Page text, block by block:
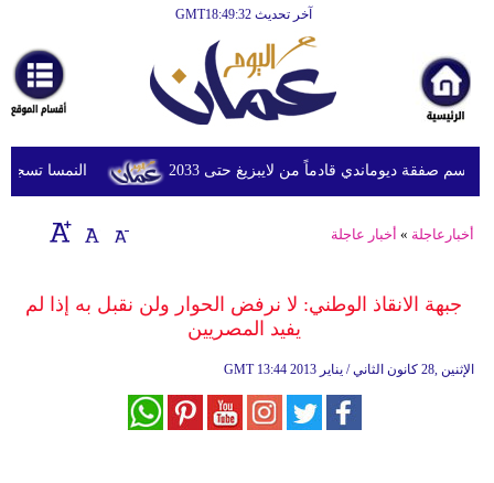
آخر تحديث GMT18:49:32
أخبارعاجلة
رياضة
ثقافة
إقتصاد
وموسيقى
النمسا تسجل أعلى صفقة ديوماندي قادماً من لايبزيغ حتى 2033
أخبارعاجلة » أخبار عاجلة
جبهة الانقاذ الوطني: لا نرفض الحوار ولن نقبل به إذا لم
يفيد المصريين
GMT 13:44 2013 الإثنين ,28 كانون الثاني / يناير